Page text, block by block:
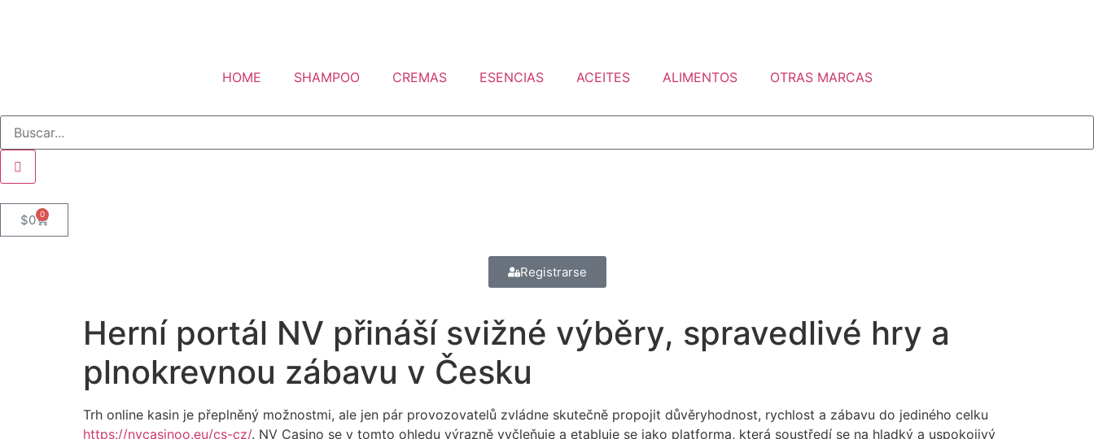
HOME SHAMPOO CREMAS ESENCIAS ACEITES ALIMENTOS OTRAS MARCAS
$0 0
Registrarse
Herní portál NV přináší svižné výběry, spravedlivé hry a
plnokrevnou zábavu v Česku
Trh online kasin je přeplněný možnostmi, ale jen pár provozovatelů zvládne skutečně propojit důvěryhodnost, rychlost a zábavu do jediného celku
https://nvcasinoo.eu/cs-cz/. NV Casino se v tomto ohledu výrazně vyčleňuje a etabluje se jako platforma, která soustředí se na hladký a uspokojivý